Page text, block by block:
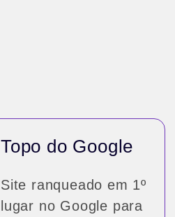
Topo do Google
Site ranqueado em 1º
lugar no Google para